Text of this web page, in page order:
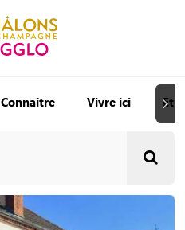
Connaître Vivre ici